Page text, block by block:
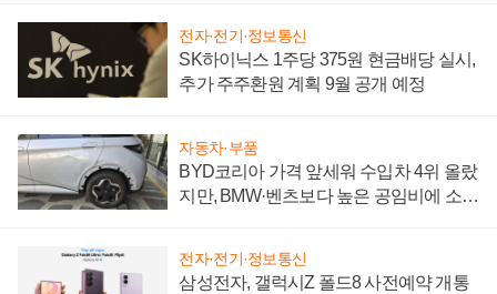
전자·전기·정보통신
SK하이닉스 1주당 375원 현금배당 실시,
추가 주주환원 계획 9월 공개 예정
자동차·부품
BYD코리아 가격 앞세워 수입차 4위 올랐
지만, BMW·벤츠보다 높은 공임비에 소비
전자·전기·정보통신
삼성전자, 갤럭시Z 폴드8 사전예약 개통